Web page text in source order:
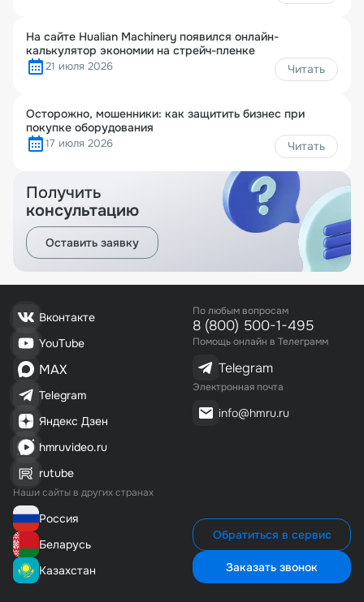
На сайте Hualian Machinery появился онлайн-
калькулятор экономии на стрейч-пленке
21 июля 2026 Читать
Осторожно, мошенники: как защитить бизнес при
покупке оборудования
17 июля 2026 Читать
Получить
консультацию
Оставить заявку
Вконтакте
YouTube
MAX
Telegram
Яндекс Дзен
hmruvideo.ru
rutube
Наши сайты в других странах
Россия
Беларусь
Казахстан
По любым вопросам
8 (800) 500-1-495
Помощь онлайн в Телеграмм
Telegram
Электронная почта
info@hmru.ru
Обратиться в сервис
Заказать звонок